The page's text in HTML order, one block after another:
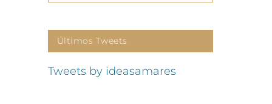
Últimos Tweets
Tweets by ideasamares